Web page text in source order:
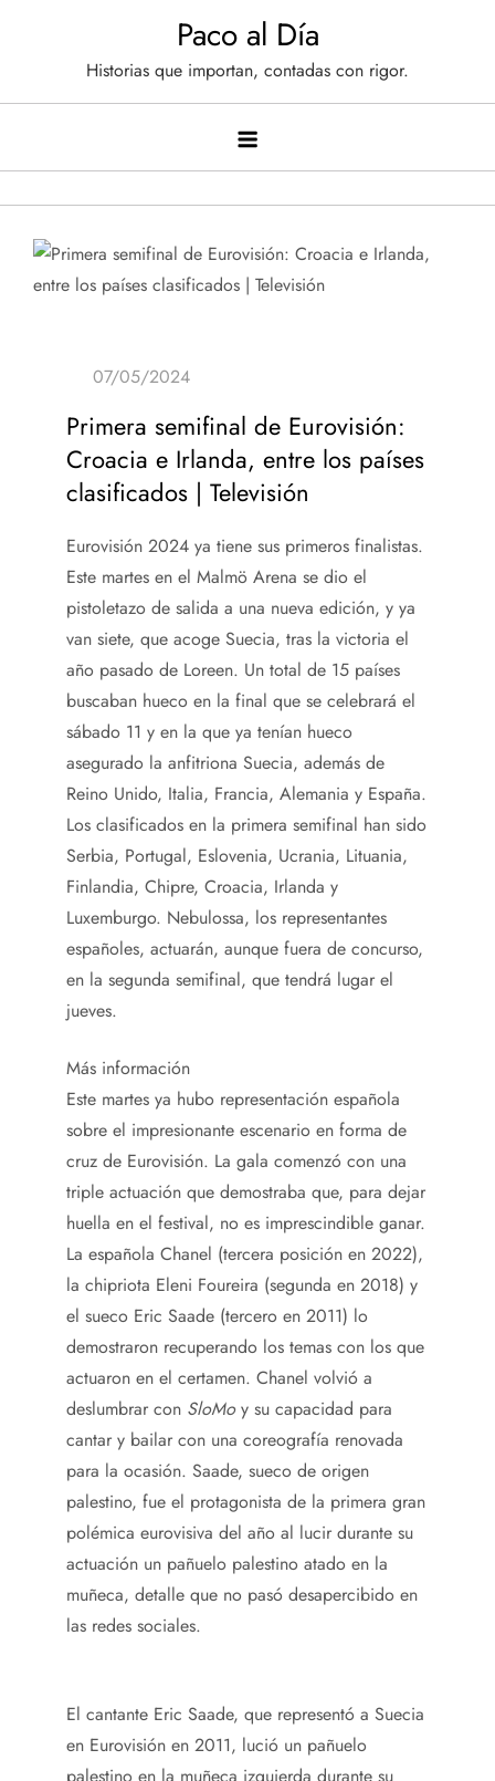
Paco al Día
Historias que importan, contadas con rigor.
Primera semifinal de Eurovisión:
Croacia e Irlanda, entre los países
clasificados | Televisión
Eurovisión 2024 ya tiene sus primeros finalistas.
Este martes en el Malmö Arena se dio el
pistoletazo de salida a una nueva edición, y ya
van siete, que acoge Suecia, tras la victoria el
año pasado de Loreen. Un total de 15 países
buscaban hueco en la final que se celebrará el
sábado 11 y en la que ya tenían hueco
asegurado la anfitriona Suecia, además de
Reino Unido, Italia, Francia, Alemania y España.
Los clasificados en la primera semifinal han sido
Serbia, Portugal, Eslovenia, Ucrania, Lituania,
Finlandia, Chipre, Croacia, Irlanda y
Luxemburgo. Nebulossa, los representantes
españoles, actuarán, aunque fuera de concurso,
en la segunda semifinal, que tendrá lugar el
jueves.
Más información
Este martes ya hubo representación española
sobre el impresionante escenario en forma de
cruz de Eurovisión. La gala comenzó con una
triple actuación que demostraba que, para dejar
huella en el festival, no es imprescindible ganar.
La española Chanel (tercera posición en 2022),
la chipriota Eleni Foureira (segunda en 2018) y
el sueco Eric Saade (tercero en 2011) lo
demostraron recuperando los temas con los que
actuaron en el certamen. Chanel volvió a
deslumbrar con SloMoy su capacidad para
cantar y bailar con una coreografía renovada
para la ocasión. Saade, sueco de origen
palestino, fue el protagonista de la primera gran
polémica eurovisiva del año al lucir durante su
actuación un pañuelo palestino atado en la
muñeca, detalle que no pasó desapercibido en
las redes sociales.
El cantante Eric Saade, que representó a Suecia
en Eurovisión en 2011, lució un pañuelo